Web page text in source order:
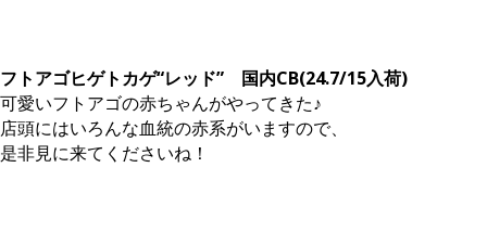
フトアゴヒゲトカゲ“レッド” 国内CB(24.7/15入荷)
可愛いフトアゴの赤ちゃんがやってきた♪
店頭にはいろんな血統の赤系がいますので、
是非見に来てくださいね！